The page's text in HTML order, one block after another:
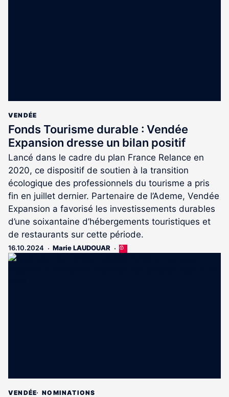
VENDÉE
Fonds Tourisme durable : Vendée
Expansion dresse un bilan positif
Lancé dans le cadre du plan France Relance en
2020, ce dispositif de soutien à la transition
écologique des professionnels du tourisme a pris
fin en juillet dernier. Partenaire de l’Ademe, Vendée
Expansion a favorisé les investissements durables
d’une soixantaine d’hébergements touristiques et
de restaurants sur cette période.
16.10.2024 Marie LAUDOUAR
Cet
VENDÉE NOMINATIONS